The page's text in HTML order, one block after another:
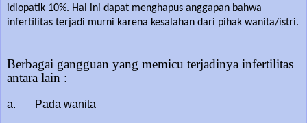
idiopatik 10%. Hal ini dapat menghapus anggapan bahwa
infertilitas terjadi murni karena kesalahan dari pihak wanita/istri.
Berbagai gangguan yang memicu terjadinya infertilitas
antara lain :
a. Pada wanita